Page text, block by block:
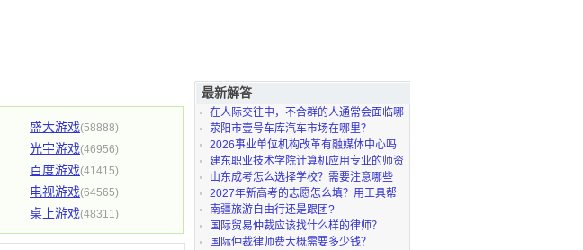
盛大游戏(58888)
光宇游戏(46956)
百度游戏(41415)
电视游戏(64565)
桌上游戏(48311)
最新解答
在人际交往中，不合群的人通常会面临哪
些困扰？我自
荥阳市壹号车库汽车市场在哪里？
2026事业单位机构改革有融媒体中心吗
建东职业技术学院计算机应用专业的师资
怎么样？
山东成考怎么选择学校？需要注意哪些
坑？2027年新高考的志愿怎么填？用工具帮
忙可以吗？
南疆旅游自由行还是跟团?
国际贸易仲裁应该找什么样的律师？
国际仲裁律师费大概需要多少钱？